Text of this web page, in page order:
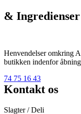
& Ingredienser
Henvendelser omkring
butikken indenfor
74 75 16 43
Kontakt os
Slagter / Deli